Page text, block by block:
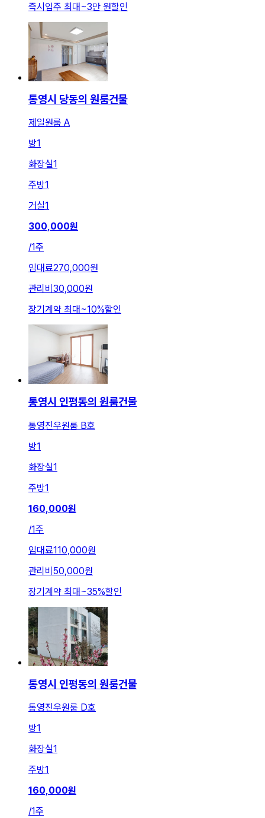
즉시입주 최대~3만 원할인
통영시 당동의 원룸건물
제일원룸 A
방1
화장실1
주방1
거실1
300,000원
/1주
임대료270,000원
관리비 30,000원
장기계약 최대 ~10%할인
통영시 인평동의 원룸건물
통영진우원룸 B호
방1
화장실1
주방1
160,000원
/1주
임대료110,000원
관리비 50,000원
장기계약 최대~35%할인
통영시 인평동의 원룸건물
통영진우원룸 D호
방1
화장실1
주방1
160,000원
/1주